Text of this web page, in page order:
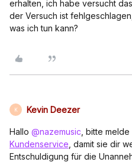
erhalten, ich habe versucht
der Versuch ist
was ich tun kann?
K Kevin Deezer
Hallo @nazemusic , bitte
Kundenservice , damit sie dir
Entschuldigung für die